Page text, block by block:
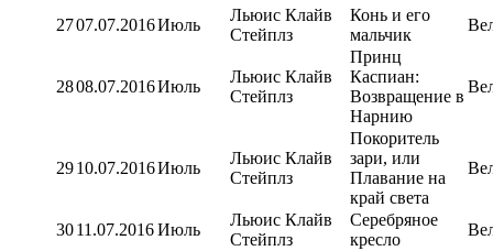
2707.07.2016Июль
Льюис Клайв
Стейплз
Конь и его
мальчик
2808.07.2016Июль
Льюис Клайв
Стейплз
Принц
Каспиан:
Возвращение в
Нарнию
2910.07.2016Июль
Льюис Клайв
Стейплз
Покоритель
зари, или
Плавание на
край света
3011.07.2016Июль
Льюис Клайв
Стейплз
Серебряное
кресло